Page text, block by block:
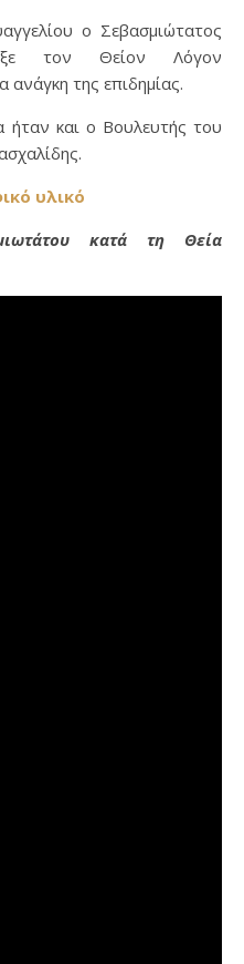
ο Σεβασμιώτατος
τον Θείον Λόγον
της επιδημίας.
ήταν και ο Βουλευτής του
υλικό
κατά τη Θεία